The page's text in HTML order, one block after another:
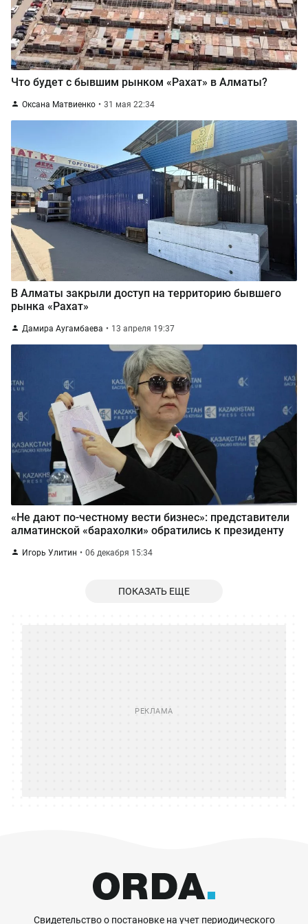
Что будет с бывшим рынком «Рахат» в Алматы?
Оксана Матвиенко 31 мая 22:34
В Алматы закрыли доступ на территорию бывшего
рынка «Рахат»
Дамира Аугамбаева 13 апреля 19:37
«Не дают по-честному вести бизнес»: представители
алматинской «барахолки» обратились к президенту
Игорь Улитин 06 декабря 15:34
ПОКАЗАТЬ ЕЩЕ
Свидетельство о постановке на учет периодического